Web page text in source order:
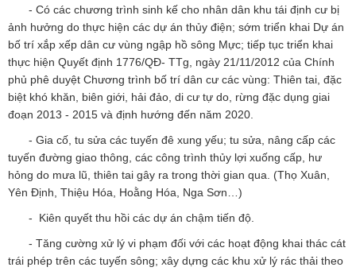
- Có các chương trình sinh kế cho nhân dân khu tái định cư bị
ảnh hưởng do thực hiện các dự án thủy điện; sớm triển khai Dự án
bố trí xắp xếp dân cư vùng ngập hồ sông Mực; tiếp tục triển khai
thực hiện Quyết định 1776/QĐ- TTg, ngày 21/11/2012 của Chính
phủ phê duyệt Chương trình bố trí dân cư các vùng: Thiên tai, đặc
biệt khó khăn, biên giới, hải đảo, di cư tự do, rừng đặc dụng giai
đoạn 2013 - 2015 và định hướng đến năm 2020.
- Gia cố, tu sửa các tuyến đê xung yếu; tu sửa, nâng cấp các
tuyến đường giao thông, các công trình thủy lợi xuống cấp, hư
hỏng do mưa lũ, thiên tai gây ra trong thời gian qua. (Thọ Xuân,
Yên Định, Thiệu Hóa, Hoằng Hóa, Nga Sơn…)
- Kiên quyết thu hồi các dự án chậm tiến độ.
- Tăng cường xử lý vi phạm đối với các hoạt động khai thác cát
trái phép trên các tuyến sông; xây dựng các khu xử lý rác thải theo